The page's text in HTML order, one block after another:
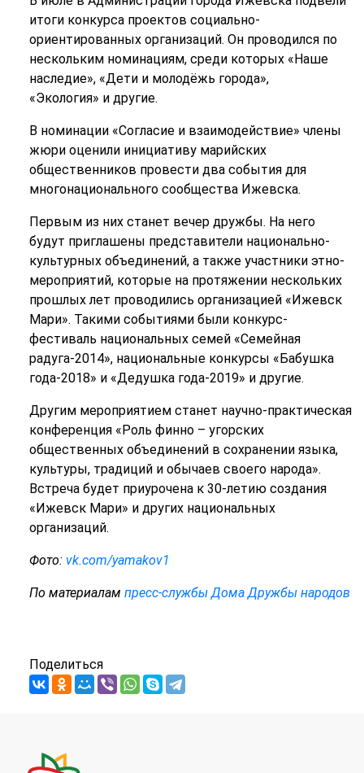
итоги конкурса проектов социально-
ориентированных организаций. Он проводился по
нескольким номинациям, среди которых «Наше
наследие», «Дети и молодёжь города»,
«Экология» и другие.
В номинации «Согласие и взаимодействие» члены
жюри оценили инициативу марийских
общественников провести два события для
многонационального сообщества Ижевска.
Первым из них станет вечер дружбы. На него
будут приглашены представители национально-
культурных объединений, а также участники этно-
мероприятий, которые на протяжении нескольких
прошлых лет проводились организацией «Ижевск
Мари». Такими событиями были конкурс-
фестиваль национальных семей «Семейная
радуга-2014», национальные конкурсы «Бабушка
года-2018» и «Дедушка года-2019» и другие.
Другим мероприятием станет научно-практическая
конференция «Роль финно – угорских
общественных объединений в сохранении языка,
культуры, традиций и обычаев своего народа».
Встреча будет приурочена к 30-летию создания
«Ижевск Мари» и других национальных
организаций.
Фото:vk.com/yamakov1
По материалам пресс-службы Дома Дружбы народов
Поделиться